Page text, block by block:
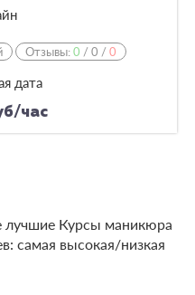
Отзывы:0 /0 /0
дата
час
лучшие Курсы маникюра
самая высокая/низкая